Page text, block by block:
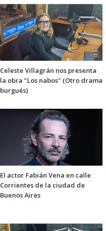
Celeste Villagrán nos presenta
la obra "Los nabos" (Otro drama
burgués)
El actor Fabián Vena en calle
Corrientes de la ciudad de
Buenos Aires